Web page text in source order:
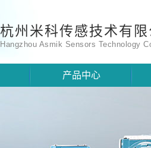
杭州米科传感技术有限
Hangzhou Asmik Sensors Technology
产品中心